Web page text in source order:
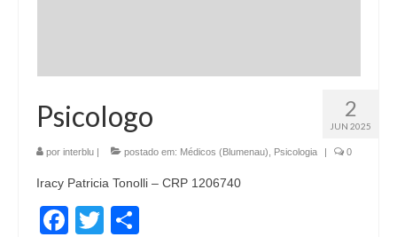
2
JUN 2025
Psicologo
por interblu | postado em: Médicos (Blumenau) Psicologia | 0
Iracy Patricia Tonolli – CRP 1206740
Facebook
Twitter